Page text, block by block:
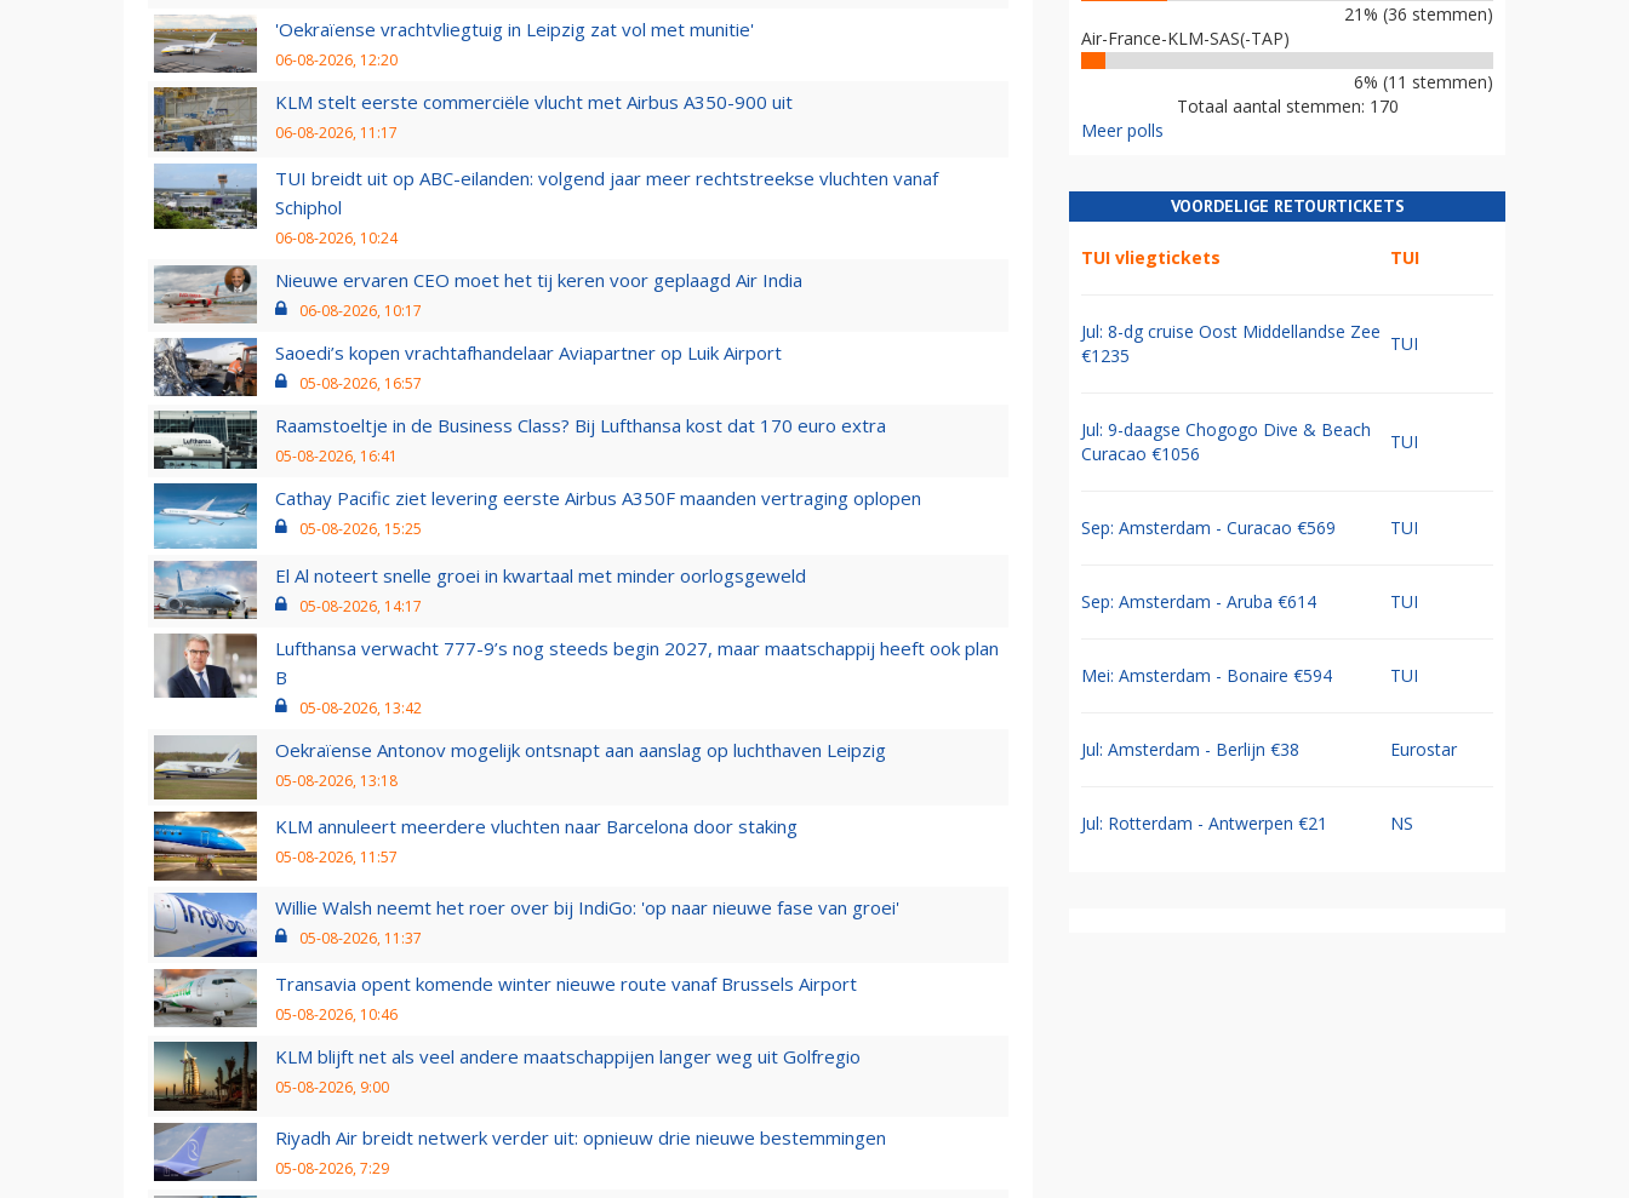
'Oekraïense vrachtvliegtuig in Leipzig zat vol met munitie'
06-08-2026, 12:20
KLM stelt eerste commerciële vlucht met Airbus A350-900 uit
06-08-2026, 11:17
TUI breidt uit op ABC-eilanden: volgend jaar meer rechtstreekse vluchten vanaf
Schiphol
06-08-2026, 10:24
Nieuwe ervaren CEO moet het tij keren voor geplaagd Air India
06-08-2026, 10:17
Saoedi’s kopen vrachtafhandelaar Aviapartner op Luik Airport
05-08-2026, 16:57
Raamstoeltje in de Business Class? Bij Lufthansa kost dat 170 euro extra
05-08-2026, 16:41
Cathay Pacific ziet levering eerste Airbus A350F maanden vertraging oplopen
05-08-2026, 15:25
El Al noteert snelle groei in kwartaal met minder oorlogsgeweld
05-08-2026, 14:17
Lufthansa verwacht 777-9’s nog steeds begin 2027, maar maatschappij heeft ook plan
B
05-08-2026, 13:42
Oekraïense Antonov mogelijk ontsnapt aan aanslag op luchthaven Leipzig
05-08-2026, 13:18
KLM annuleert meerdere vluchten naar Barcelona door staking
05-08-2026, 11:57
Willie Walsh neemt het roer over bij IndiGo: 'op naar nieuwe fase van groei'
05-08-2026, 11:37
Transavia opent komende winter nieuwe route vanaf Brussels Airport
05-08-2026, 10:46
KLM blijft net als veel andere maatschappijen langer weg uit Golfregio
05-08-2026, 9:00
Riyadh Air breidt netwerk verder uit: opnieuw drie nieuwe bestemmingen
05-08-2026, 7:29
21% (36 stemmen)
Air-France-KLM-SAS(-TAP)
6% (11 stemmen)
Totaal aantal stemmen: 170
Meer polls
VOORDELIGE RETOURTICKETS
TUI vliegtickets TUI
Jul: 8-dg cruise Oost Middellandse Zee
€1235
TUI
Jul: 9-daagse Chogogo Dive & Beach
Curacao €1056
TUI
Sep: Amsterdam - Curacao €569 TUI
Sep: Amsterdam - Aruba €614 TUI
Mei: Amsterdam - Bonaire €594 TUI
Jul: Amsterdam - Berlijn €38 Eurostar
Jul: Rotterdam - Antwerpen €21 NS